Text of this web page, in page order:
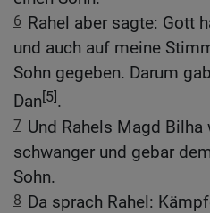
6 Rahel aber sagte: Gott
und auch auf meine
Sohn gegeben. Darum
Dan[5].
7 Und Rahels Magd
schwanger und gebar
Sohn.
8 Da sprach Rahel: